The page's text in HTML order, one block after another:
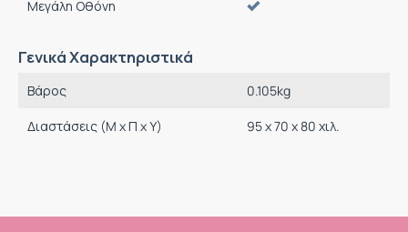
Μεγάλη Οθόνη
Γενικά Χαρακτηριστικά
Βάρος 0.105kg
Διαστάσεις (M x Π x Υ) 95 x 70 x 80 χιλ.